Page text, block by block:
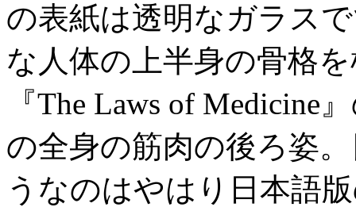
の表紙は透明なガラス
な人体の上半身の骨格
『The Laws of Medicine
の全身の筋肉の後ろ姿
うなのはやはり日本語